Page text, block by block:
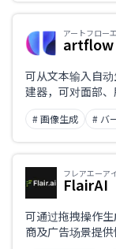
アートフロー
artflow
可从文本输入自
建器，可对面部、
# 画像生成 # バ
フレアエーア
FlairAI
可通过拖拽操作
商及广告场景提